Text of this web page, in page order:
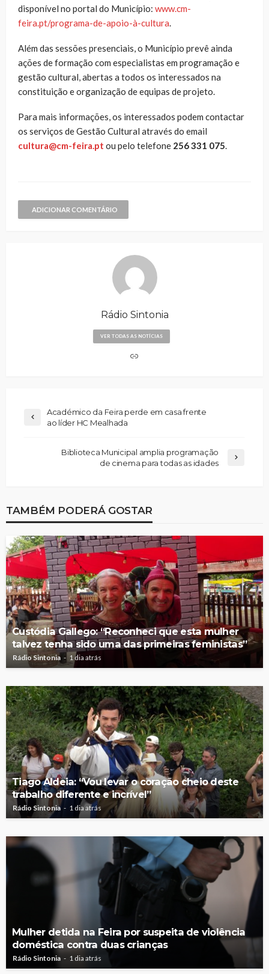
disponível no portal do Município: www.cm-
feira.pt/programa-de-apoio-à-cultura.
Além das sessões presenciais, o Município prevê ainda
ações de formação com especialistas em programação e
gestão cultural, abertas a todos os interessados na
constituição e organização de equipas de projeto.
Para mais informações, os interessados podem contactar
os serviços de Gestão Cultural através do email
cultura@cm-feira.pt ou pelo telefone 256 331 075.
ADICIONAR COMENTÁRIO
Rádio Sintonia
VER TODAS AS NOTÍCIAS
Académico da Feira perde em casa frente
ao líder HC Mealhada
Biblioteca Municipal amplia programação
de cinema para todas as idades
TAMBÉM PODERÁ GOSTAR
Custódia Gallego: “Reconheci que esta mulher
talvez tenha sido uma das primeiras feministas”
Rádio Sintonia 1 dia atrás
Tiago Aldeia: “Vou levar o coração cheio deste
trabalho diferente e incrível”
Rádio Sintonia 1 dia atrás
Mulher detida na Feira por suspeita de violência
doméstica contra duas crianças
Rádio Sintonia 1 dia atrás